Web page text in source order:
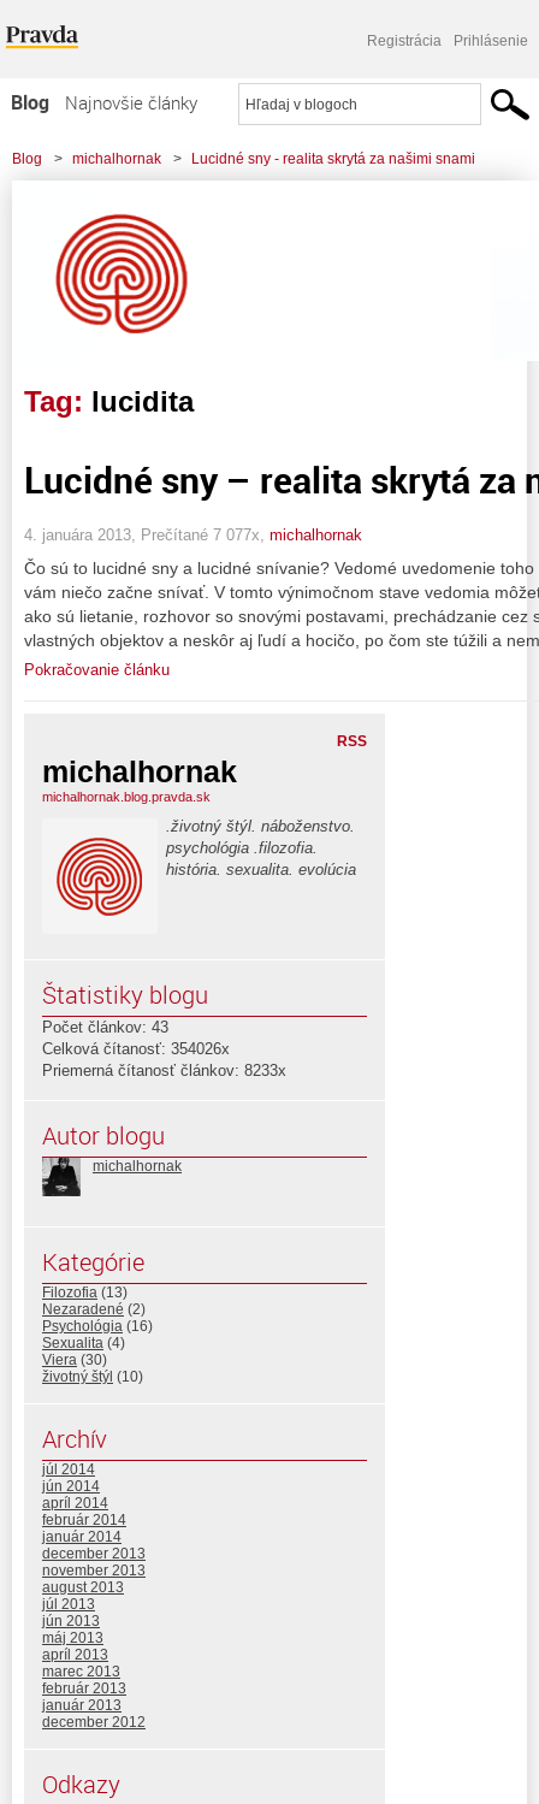
Registrácia Prihlásenie
Blog
Najnovšie články
Najčítanejšie články
Zoznam blogov
Komerčné blogy
Blog > michalhornak > Lucidné sny - realita skrytá za našimi snami
Tag: lucidita
Lucidné sny – realita skrytá za
4. januára 2013, Prečítané 7 077x, michalhornak
Čo sú to lucidné sny a lucidné snívanie? Vedomé uvedomenie
vám niečo začne snívať. V tomto výnimočnom stave vedomia
ako sú lietanie, rozhovor so snovými postavami, prechádzanie cez
vlastných objektov a neskôr aj ľudí a hocičo, po čom ste túžili a
Pokračovanie článku
RSS
michalhornak
michalhornak.blog.pravda.sk
.životný štýl. náboženstvo.
psychológia .filozofia.
história. sexualita. evolúcia
Štatistiky blogu
Počet článkov: 43
Celková čítanosť: 354026x
Priemerná čítanosť článkov: 8233x
Autor blogu
michalhornak
Kategórie
Filozofia (13)
Nezaradené (2)
Psychológia (16)
Sexualita (4)
Viera (30)
životný štýl (10)
Archív
júl 2014
jún 2014
apríl 2014
február 2014
január 2014
december 2013
november 2013
august 2013
júl 2013
jún 2013
máj 2013
apríl 2013
marec 2013
február 2013
január 2013
december 2012
Odkazy